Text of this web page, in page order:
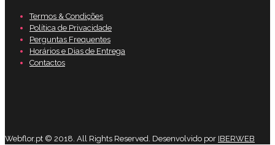
Termos & Condições
Política de Privacidade
Perguntas Frequentes
Horários e Dias de Entrega
Contactos
Webflor.pt © 2018. All Rights Reserved. Desenvolvido por IBERWEB